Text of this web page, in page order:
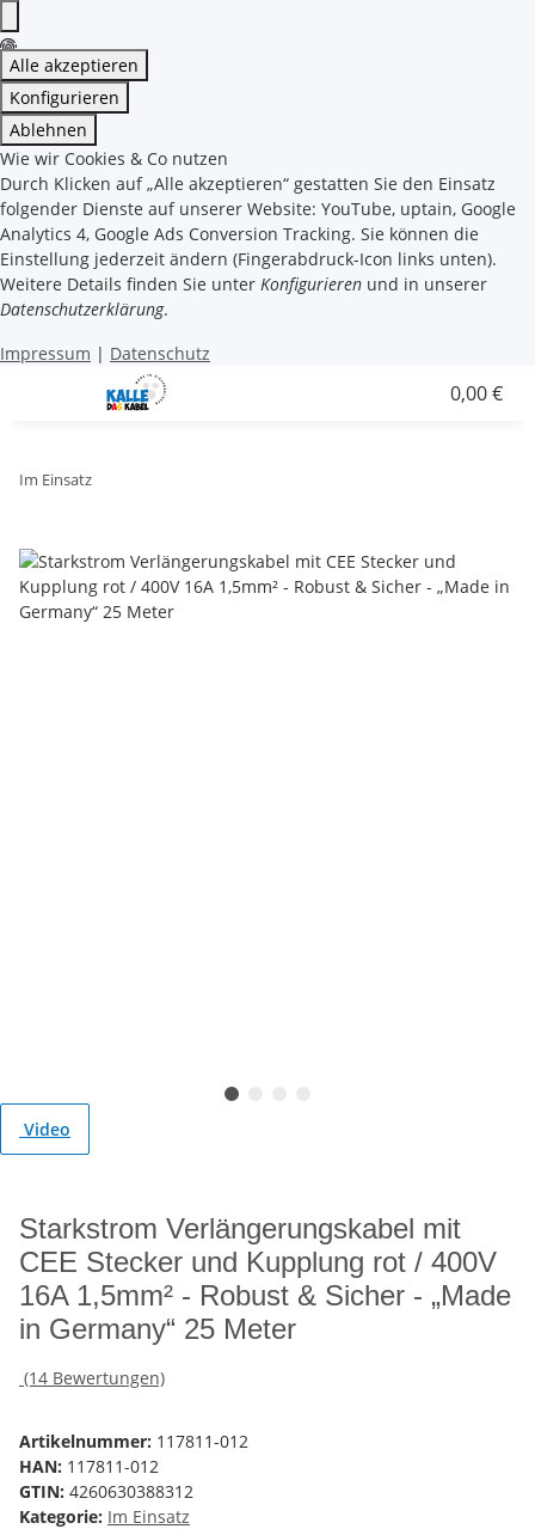
Alle akzeptieren
Konfigurieren
Ablehnen
Wie wir Cookies & Co nutzen
Durch Klicken auf „Alle akzeptieren“ gestatten Sie den Einsatz
folgender Dienste auf unserer Website: YouTube, uptain, Google
Analytics 4, Google Ads Conversion Tracking. Sie können die
Einstellung jederzeit ändern (Fingerabdruck-Icon links unten).
Weitere Details finden Sie unter Konfigurieren und in unserer
Datenschutzerklärung.
Impressum | Datenschutz
0,00 €
Im Einsatz
Video
Starkstrom Verlängerungskabel mit
CEE Stecker und Kupplung rot / 400V
16A 1,5mm² - Robust & Sicher - „Made
in Germany“ 25 Meter
(14 Bewertungen)
Artikelnummer: 117811-012
HAN: 117811-012
GTIN: 4260630388312
Kategorie: Im Einsatz